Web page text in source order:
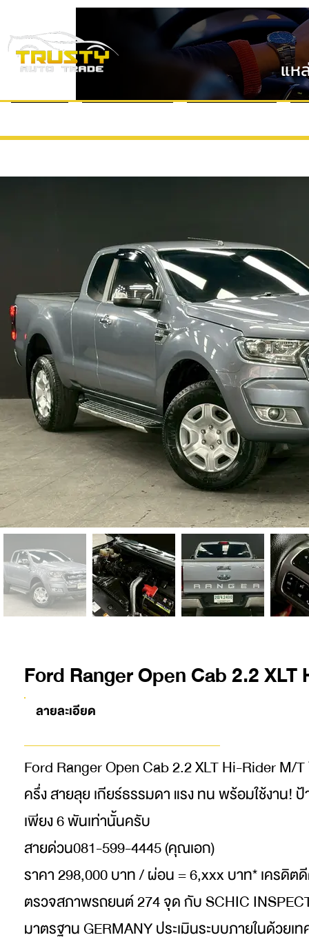
แห
Ford Ranger Open Cab 2.2
ลายละเอียด
Ford Ranger Open Cab 2.2 XLT Hi-Rider
ครึ่ง สายลุย เกียร์ธรรมดา แรง ทน พร้อมใช้งาน!
เพียง 6 พันเท่านั้นครับ
สายด่วน081-599-4445 (คุณเอก)
ราคา 298,000 บาท / ผ่อน = 6,xxx บาท* เครดิต
ตรวจสภาพรถยนต์ 274 จุด กับ SCHIC
มาตรฐาน GERMANY ประเมินระบบภายในด้วยเ